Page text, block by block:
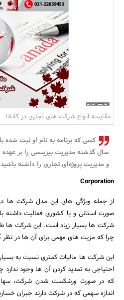
مقایسه انواع شرکت های تجاری در کانادا
سال گذشته مدیریت بیزینسی را بر
و مدیریت پروژه‌ای تجاری را داشته
Corporation
از جمله ویژگی های این مدل شرکت ها
صورت استانی و یا کشوری فعالیت داشته
شرکت ها بسیار زیاد است. این شرکت ها
چرا که مزیت های مهمی برای آن ها در
این شرکت ها مالیات کمتری نسبت به
احتیاجی به تمدید کردن آن ها وجود
که در صورت ورشکست شدن شرکت،
اندازه سهمی که در شرکت دارند جبران